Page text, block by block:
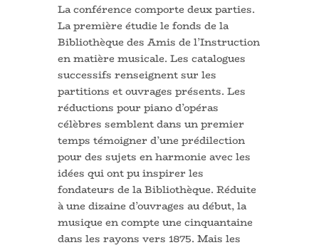
La conférence comporte deux parties.
La première étudie le fonds de la
Bibliothèque des Amis de l’Instruction
en matière musicale. Les catalogues
successifs renseignent sur les
partitions et ouvrages présents. Les
réductions pour piano d’opéras
célèbres semblent dans un premier
temps témoigner d’une prédilection
pour des sujets en harmonie avec les
idées qui ont pu inspirer les
fondateurs de la Bibliothèque. Réduite
à une dizaine d’ouvrages au début, la
musique en compte une cinquantaine
dans les rayons vers 1875. Mais les